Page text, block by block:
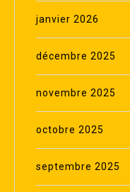
janvier 2026
décembre 2025
novembre 2025
octobre 2025
septembre 2025